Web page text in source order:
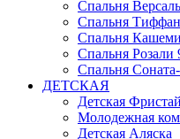
Спальня Версаль
Спальня
Спальня
Спальня Розали
Спальня
ДЕТСКАЯ
Детская
Молодежная
Детская Аляска